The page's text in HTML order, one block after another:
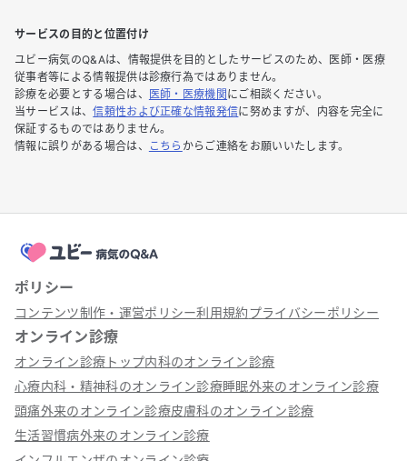
サービスの目的と位置付け
ユビー病気のQ&Aは、情報提供を目的としたサービスのため、医師・医療
従事者等による情報提供は診療行為ではありません。
診療を必要とする場合は、
医師・医療機関 にご相談ください。
当サービスは、信頼性および正確な情報発信に努めますが、内容を完全に
保証するものではありません。
情報に誤りがある場合は、
こちら からご連絡をお願いいたします。
ポリシー
コンテンツ制作・運営ポリシー利用規約プライバシーポリシー
オンライン診療
オンライン診療トップ内科のオンライン診療
心療内科・精神科のオンライン診療睡眠外来のオンライン診療
頭痛外来のオンライン診療皮膚科のオンライン診療
生活習慣病外来のオンライン診療